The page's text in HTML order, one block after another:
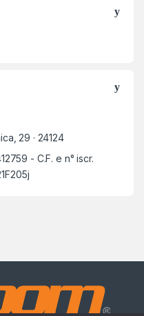
29 · 24124
- C.F. e n° iscr.